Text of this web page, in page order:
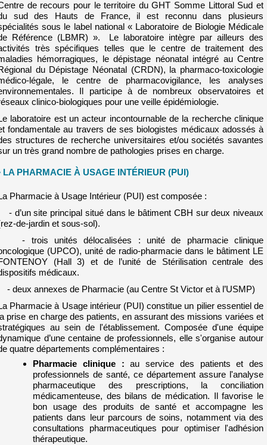
de recours pour le territoire du GHT Somme Littoral Sud et
sud des Hauts de France, il est reconnu dans plusieurs
sous le label national « Laboratoire de Biologie Médicale
Référence (LBMR) ». Le laboratoire intègre par ailleurs des
très spécifiques telles que le centre de traitement des
hémorragiques, le dépistage néonatal intégré au Centre
du Dépistage Néonatal (CRDN), la pharmaco-toxicologie
légale, le centre de pharmacovigilance, les analyses
Il participe à de nombreux observatoires et
clinico-biologiques pour une veille épidémiologie.
laboratoire est un acteur incontournable de la recherche clinique
fondamentale au travers de ses biologistes médicaux adossés à
structures de recherche universitaires et/ou sociétés savantes
un très grand nombre de pathologies prises en charge.
LA PHARMACIE À USAGE INTÉRIEUR (PUI)
Pharmacie à Usage Intérieur (PUI) est composée :
d’un site principal situé dans le bâtiment CBH sur deux niveaux
de-jardin et sous-sol).
trois unités délocalisées : unité de pharmacie clinique
(UPCO), unité de radio-pharmacie dans le bâtiment LE
(Hall 3) et de l’unité de Stérilisation centrale des
médicaux.
deux annexes de Pharmacie (au Centre St Victor et à l’USMP)
Pharmacie à Usage intérieur (PUI) constitue un pilier essentiel de
prise en charge des patients, en assurant des missions variées et
au sein de l'établissement. Composée d'une équipe
d’une centaine de professionnels, elle s'organise autour
quatre départements complémentaires :
Pharmacie clinique : au service des patients et des
professionnels de santé, ce département assure l'analyse
pharmaceutique des prescriptions, la conciliation
médicamenteuse, des bilans de médication. Il favorise le
bon usage des produits de santé et accompagne les
patients dans leur parcours de soins, notamment via des
consultations pharmaceutiques pour optimiser l'adhésion
thérapeutique.